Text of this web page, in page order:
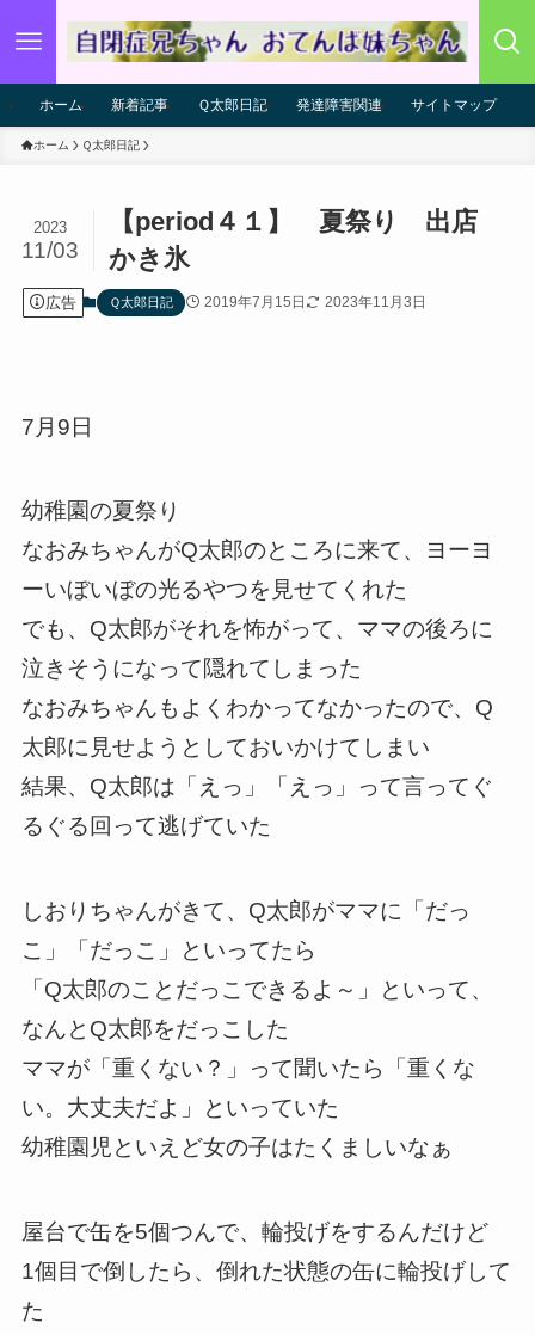
ホーム 新着記事 Ｑ太郎日記 発達障害関連 サイトマップ
ホーム Ｑ太郎日記
【period４１】 夏祭り 出店
かき氷
2023
11/03
広告 Ｑ太郎日記 2019年7月15日 2023年11月3日
7月9日
幼稚園の夏祭り
なおみちゃんがQ太郎のところに来て、ヨーヨ
ーいぼいぼの光るやつを見せてくれた
でも、Q太郎がそれを怖がって、ママの後ろに
泣きそうになって隠れてしまった
なおみちゃんもよくわかってなかったので、Q
太郎に見せようとしておいかけてしまい
結果、Q太郎は「えっ」「えっ」って言ってぐ
るぐる回って逃げていた
しおりちゃんがきて、Q太郎がママに「だっ
こ」「だっこ」といってたら
「Q太郎のことだっこできるよ～」といって、
なんとQ太郎をだっこした
ママが「重くない？」って聞いたら「重くな
い。大丈夫だよ」といっていた
幼稚園児といえど女の子はたくましいなぁ
屋台で缶を5個つんで、輪投げをするんだけど
1個目で倒したら、倒れた状態の缶に輪投げして
た